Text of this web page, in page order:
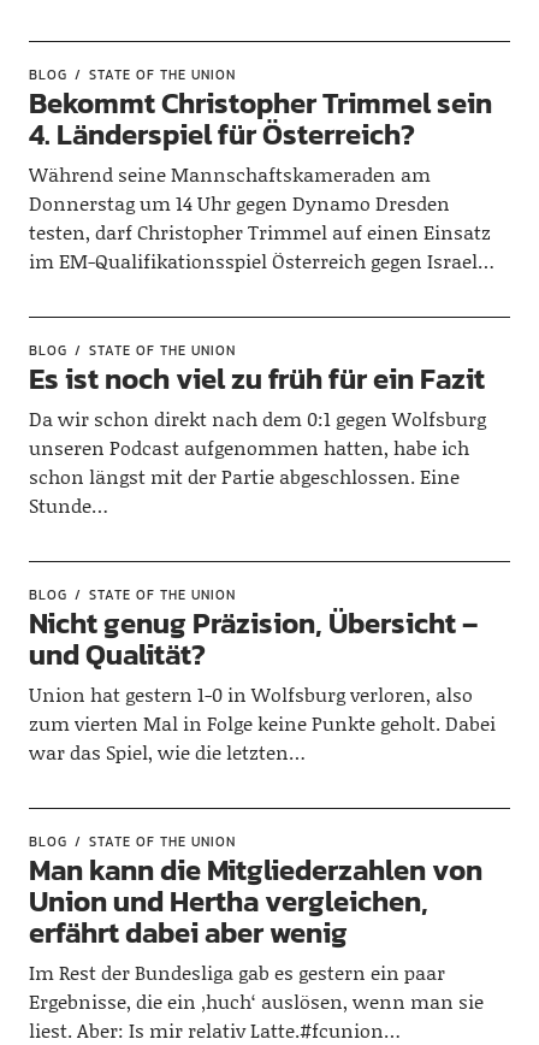
BLOG STATE OF THE UNION
Bekommt Christopher Trimmel sein
4. Länderspiel für Österreich?
Während seine Mannschaftskameraden am
Donnerstag um 14 Uhr gegen Dynamo Dresden
testen, darf Christopher Trimmel auf einen Einsatz
im EM-Qualifikationsspiel Österreich gegen Israel…
BLOG STATE OF THE UNION
Es ist noch viel zu früh für ein Fazit
Da wir schon direkt nach dem 0:1 gegen Wolfsburg
unseren Podcast aufgenommen hatten, habe ich
schon längst mit der Partie abgeschlossen. Eine
Stunde…
BLOG STATE OF THE UNION
Nicht genug Präzision, Übersicht –
und Qualität?
Union hat gestern 1-0 in Wolfsburg verloren, also
zum vierten Mal in Folge keine Punkte geholt. Dabei
war das Spiel, wie die letzten…
BLOG STATE OF THE UNION
Man kann die Mitgliederzahlen von
Union und Hertha vergleichen,
erfährt dabei aber wenig
Im Rest der Bundesliga gab es gestern ein paar
Ergebnisse, die ein ‚huch‘ auslösen, wenn man sie
liest. Aber: Is mir relativ Latte.#fcunion…